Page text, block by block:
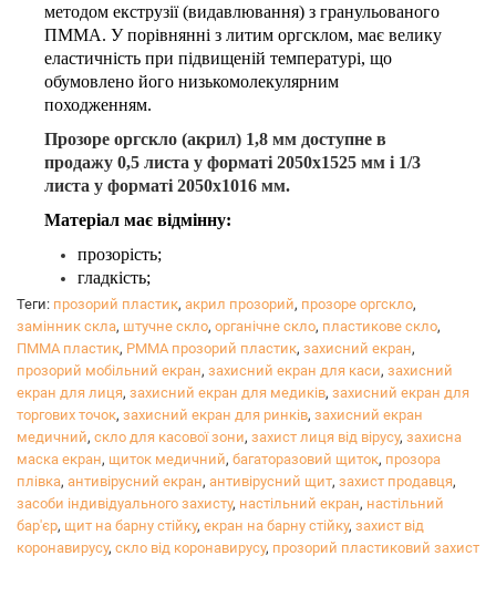
методом екструзії (видавлювання) з гранульованого
ПММА. У порівнянні з литим оргсклом, має велику
еластичність при підвищеній температурі, що
обумовлено його низькомолекулярним
походженням.
Прозоре оргскло (акрил) 1,8 мм доступне в
продажу 0,5 листа у форматі 2050х1525 мм і 1/3
листа у форматі 2050х1016 мм.
Матеріал має відмінну:
прозорість;
гладкість;
свiтлопроникнiсть;
стабільну товщину;
хороші оптичні властивості;
опірність ультрафіолетового, хімічному та
механічному впливу.​
Екструзійне (екструдоване) оргскло
високою світлопроникністью та прозорістю;
гарними оптичними властивостями;
водостійкість;
опірністю ультрафіолету, а також механічною
Теги: прозорий пластик, акрил прозорий, прозоре оргскло,
замінник скла, штучне скло, органічне скло, пластикове скло,
ПММА пластик, PMMA прозорий пластик, захисний екран,
прозорий мобільний екран, захисний екран для каси, захисний
екран для лиця, захисний екран для медиків, захисний екран для
торгових точок, захисний екран для ринків, захисний екран
медичний, скло для касової зони, захист лиця від вірусу, захисна
маска екран, щиток медичний, багаторазовий щиток, прозора
плівка, антивірусний екран, антивірусний щит, захист продавця,
засоби індивідуального захисту, настільний екран, настільний
бар'єр, щит на барну стійку, екран на барну стійку, захист від
коронавирусу, скло від коронавирусу, прозорий пластиковий захист